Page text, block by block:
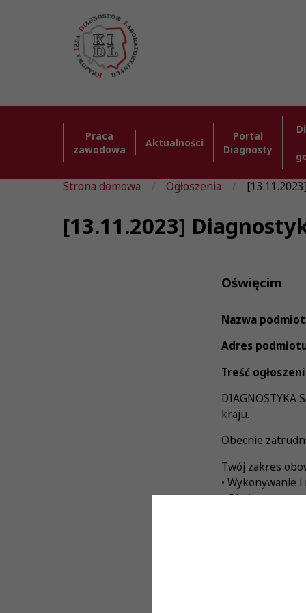
Praca
zawodowa
Aktualności
Portal
Diagnosty
Strona domowa Ogłoszenia
[13.11.2023]
Oświęcim
Nazwa
Adres
Treść
DIAGNOSTYKA
kraju.
Obecnie
Twój zakres
• Wykonywanie
• Obsługa
• Aktualnego
• Doskonałej